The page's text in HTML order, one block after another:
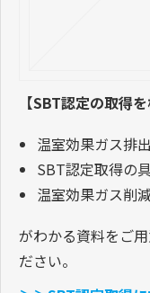
【SBT認定の取得
温室効果ガス排
SBT認定取得の
温室効果ガス削
がわかる資料をご
ださい。